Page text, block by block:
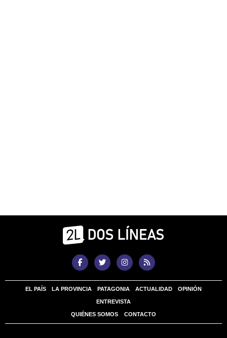
EL PAÍS LA PROVINCIA PATAGONIA ACTUALIDAD OPINIÓN
ENTREVISTA
QUIÉNES SOMOS CONTACTO